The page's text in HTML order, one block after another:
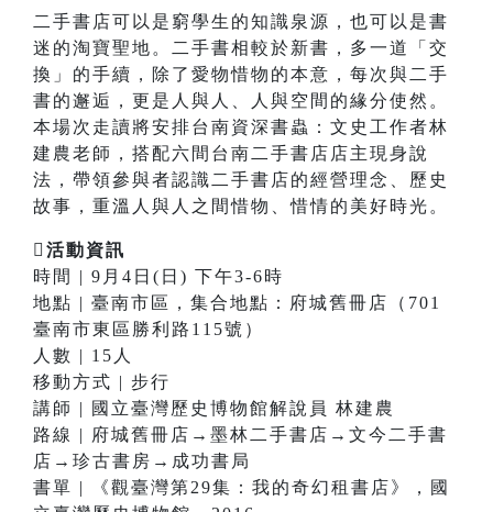
二手書店可以是窮學生的知識泉源，也可以是書
迷的淘寶聖地。二手書相較於新書，多一道「交
換」的手續，除了愛物惜物的本意，每次與二手
書的邂逅，更是人與人、人與空間的緣分使然。
本場次走讀將安排台南資深書蟲：文史工作者林
建農老師，搭配六間台南二手書店店主現身說
法，帶領參與者認識二手書店的經營理念、歷史
故事，重溫人與人之間惜物、惜情的美好時光。
活動資訊
時間 | 9月4日(日) 下午3-6時
地點 | 臺南市區，集合地點：府城舊冊店（701
臺南市東區勝利路115號）
人數 | 15人
移動方式 | 步行
講師 | 國立臺灣歷史博物館解說員 林建農
路線 | 府城舊冊店→墨林二手書店→文今二手書
店→珍古書房→成功書局
書單 | 《觀臺灣第29集：我的奇幻租書店》，國